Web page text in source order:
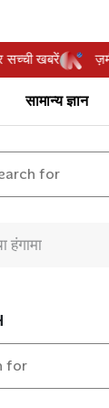
और सच्ची खबरें
सामान्य ज्ञान
हंगामा